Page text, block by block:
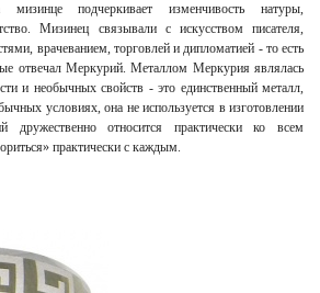
подчеркивает изменчивость натуры,
Мизинец связывали с искусством писателя,
врачеванием, торговлей и дипломатией - то есть
отвечал Меркурий. Металлом Меркурия являлась
и необычных свойств - это единственный металл,
условиях, она не используется в изготовлении
дружественно относится практически ко всем
практически с каждым.